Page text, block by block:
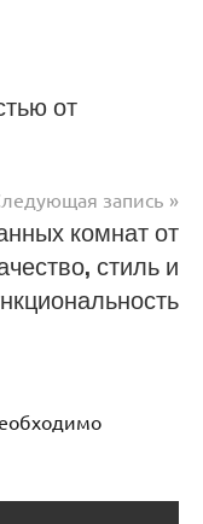
от
запись
комнат от
стиль и